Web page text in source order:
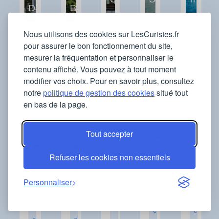
Nous utilisons des cookies sur LesCuristes.fr
pour assurer le bon fonctionnement du site,
mesurer la fréquentation et personnaliser le
contenu affiché. Vous pouvez à tout moment
modifier vos choix. Pour en savoir plus, consultez
notrepolitique de gestion des cookiessitué tout
en bas de la page.
Tout accepter
Refuser les cookies non essentiels
Personnaliser
Dax
Orientations
traitées
Voir
les
i
Bains
Orientations
traitées
Voir
les
V
i
Orientations
traitées
Voir
les
o
traitées
Voir
les
e
Voir
e